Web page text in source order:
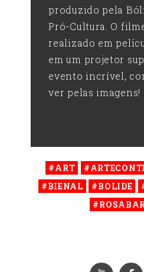
produzido pela
Pró-Cultura. O
realizado em
em um projetor
evento incrível,
ver pelas imagens!
#ART
#BIENAL
#BOLIDE